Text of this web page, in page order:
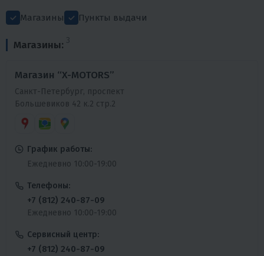
Магазины Пункты выдачи
Магазины: 3
Магазин “X-MOTORS”
Санкт-Петербург, проспект
Большевиков 42 к.2 стр.2
График работы:
Ежедневно 10:00-19:00
Телефоны:
+7 (812) 240-87-09
Ежедневно 10:00-19:00
Сервисный центр:
+7 (812) 240-87-09